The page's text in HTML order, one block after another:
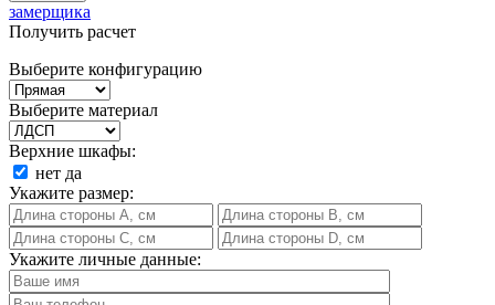
замерщика
Получить расчет
Выберите конфигурацию
Выберите материал
Верхние шкафы:
нет да
Укажите размер:
Укажите личные данные: